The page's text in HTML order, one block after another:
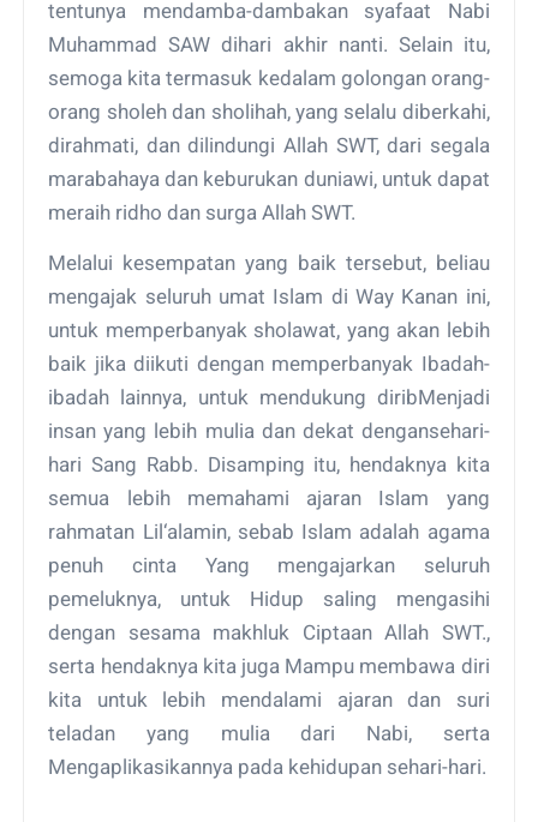
tentunya mendamba-dambakan syafaat Nabi
Muhammad SAW dihari akhir nanti. Selain itu,
semoga kita termasuk kedalam golongan orang-
orang sholeh dan sholihah, yang selalu diberkahi,
dirahmati, dan dilindungi Allah SWT, dari segala
marabahaya dan keburukan duniawi, untuk dapat
meraih ridho dan surga Allah SWT.
Melalui kesempatan yang baik tersebut, beliau
mengajak seluruh umat Islam di Way Kanan ini,
untuk memperbanyak sholawat, yang akan lebih
baik jika diikuti dengan memperbanyak Ibadah-
ibadah lainnya, untuk mendukung diribMenjadi
insan yang lebih mulia dan dekat dengansehari-
hari Sang Rabb. Disamping itu, hendaknya kita
semua lebih memahami ajaran Islam yang
rahmatan Lil‘alamin, sebab Islam adalah agama
penuh cinta Yang mengajarkan seluruh
pemeluknya, untuk Hidup saling mengasihi
dengan sesama makhluk Ciptaan Allah SWT.,
serta hendaknya kita juga Mampu membawa diri
kita untuk lebih mendalami ajaran dan suri
teladan yang mulia dari Nabi, serta
Mengaplikasikannya pada kehidupan sehari-hari.